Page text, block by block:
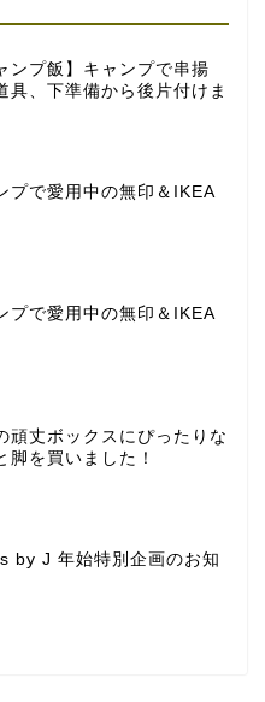
ンプ飯】キャンプで串揚
具、下準備から後片付けま
プで愛用中の無印＆IKEA
プで愛用中の無印＆IKEA
頑丈ボックスにぴったりな
脚を買いました！
by J 年始特別企画のお知